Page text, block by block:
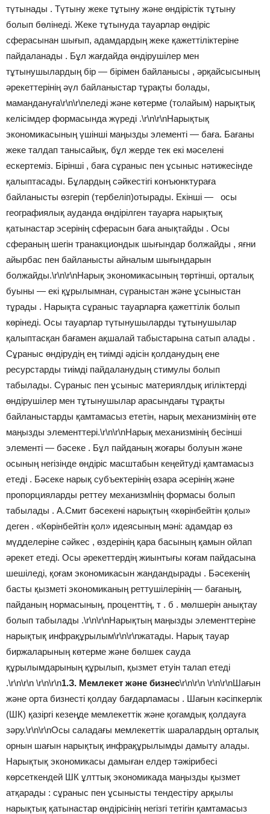
түтынады . Түтыну жеке тұтыну және өндірістік тұтыну
болып бөлінеді. Жеке тұтынуда тауарлар өндіріс
сферасынан шығып, адамдардың жеке қажеттіліктеріне
пайдаланады . Бұл жағдайда өндірушілер мен
тұтынушылардың бір — бірімен байланысы , әрқайсысының
әрекеттерінің әүл байланыстар тұрақты болады,
мамандануға\r\n\r\nеледі және көтерме (толайым) нарықтық
келісімдер формасында жүреді .\r\n\r\nНарықтық
экономикасының үшінші маңызды элементі — баға. Бағаны
жеке талдап танысайық, бұл жерде тек екі мәселені
ескертеміз. Бірінші , баға сұраныс пен ұсыныс нәтижесінде
қалыптасады. Бұлардың сәйкестігі конъюнктураға
байланысты өзгеріп (тербеліп)отырады. Екінші — осы
географиялық ауданда өндірілген тауарға нарықтық
қатынастар эсерінің сферасын баға анықтайды . Осы
сфераның шегін транакциондык шығындар болжайды , яғни
айырбас пен байланысты айналым шығындарын
болжайды.\r\n\r\nНарық экономикасының төртінші, орталық
буыны — екі құрылымнан, сүраныстан және ұсыныстан
тұрады . Нарықта сұраныс тауарларға қажеттілік болып
көрінеді. Осы тауарлар түтынушыларды тұтынушылар
қалыптасқан бағамен ақшалай табыстарына сатып алады .
Сұраныс өндірудің ең тиімді әдісін қолданудың ене
ресурстарды тиімді пайдаланудың стимулы болып
табылады. Сүраныс пен ұсыныс материялдық игіліктерді
өндірушілер мен тұтынушылар арасындағы тұрақты
байланыстарды қамтамасыз ететін, нарық механизмінің өте
маңызды элементтері.\r\n\r\nНарық механизмінің бесінші
элементі — бәсеке . Бұл пайданың жоғары болуын және
осының негізінде өндіріс масштабын кеңейтуді қамтамасыз
етеді . Бәсеке нарық субъектерінің өзара әсерінің және
пропорцияларды реттеу механизмІнің формасы болып
табылады . А.Смит бәсекені нарықтың «көрінбейтін қолы»
деген . «Көрінбейтін қол» идеясының мәні: адамдар өз
мүдделеріне сәйкес , өздерінің қара басының қамын ойлап
әрекет етеді. Осы әрекеттердің жиынтығы коғам пайдасына
шешіледі, қоғам экономикасын жандандырады . Бәсекенің
басты қызметі экономиканың реттушілерінің — бағаның,
пайданың нормасының, проценттің, т . б . мөлшерін анықтау
болып табылады .\r\n\r\nНарықтың маңызды элементтеріне
нарықтық инфрақұрылым\r\n\r\nжатады. Нарық тауар
биржаларының көтерме және бөлшек сауда
құрылымдарының құрылып, қызмет етуін талап етеді
.\r\n\r\n \r\n\r\n1.З. Мемлекет және бизнес\r\n\r\n \r\n\r\nШағын
және орта бизнесті қолдау бағдарламасы . Шағын кәсіпкерлік
(ШК) қазіргі кезеңде мемлекеттік және қогамдық қолдауға
зәру.\r\n\r\nОсы саладағы мемлекеттік шаралардың орталық
орнын шағын нарықтық инфрақұрылымды дамыту алады.
Нарықтық экономикасы дамыған елдер тәжірибесі
көрсеткендей ШК ұлттық экономикада маңызды қызмет
атқарады : сұраныс пен ұсынысты тендестіру арқылы
нарықтық қатынастар өндірісінің негізгі тетігін қамтамасыз